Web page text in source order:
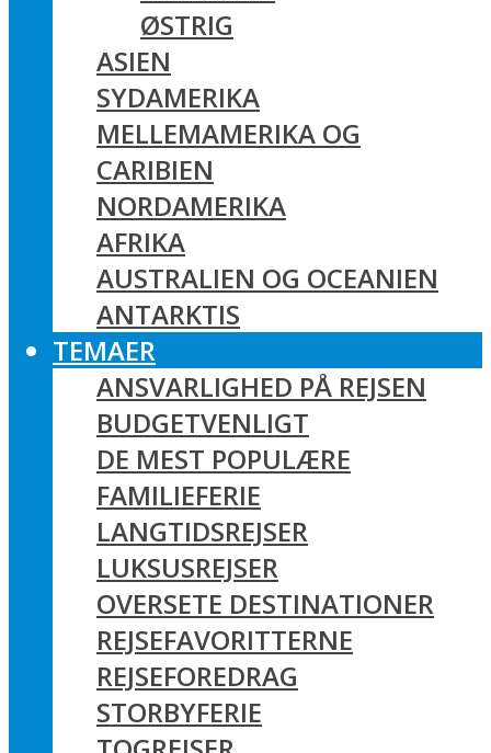
ØSTRIG
ASIEN
SYDAMERIKA
MELLEMAMERIKA OG
CARIBIEN
NORDAMERIKA
AFRIKA
AUSTRALIEN OG OCEANIEN
ANTARKTIS
TEMAER
ANSVARLIGHED PÅ REJSEN
BUDGETVENLIGT
DE MEST POPULÆRE
FAMILIEFERIE
LANGTIDSREJSER
LUKSUSREJSER
OVERSETE DESTINATIONER
REJSEFAVORITTERNE
REJSEFOREDRAG
STORBYFERIE